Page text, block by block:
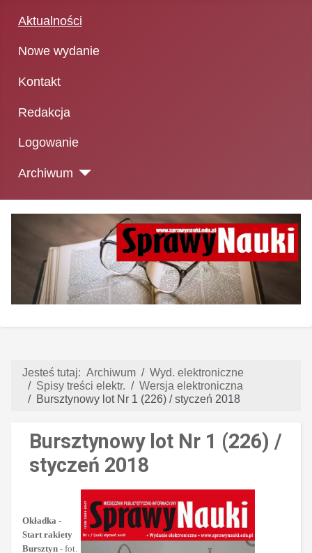
Aktualności
Nowe wydanie
Kontakt
Redakcja
Logowanie
Archiwum
Jesteś tutaj: Archiwum
Wyd. elektroniczne
Spisy treści elektr.
Wersja elektroniczna
Bursztynowy lot Nr 1 (226) / styczeń 2018
Bursztynowy lot Nr 1 (226) /
styczeń 2018
Okładka -
Start rakiety
Bursztyn - fot.